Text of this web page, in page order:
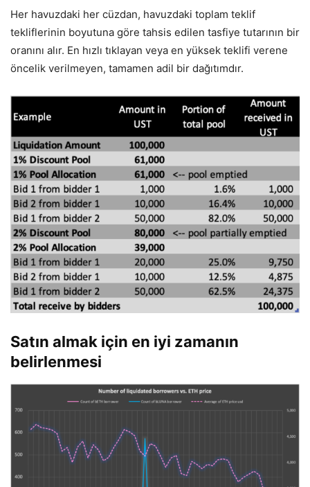
Her havuzdaki her cüzdan, havuzdaki toplam teklif
tekliflerinin boyutuna göre tahsis edilen tasfiye tutarının bir
oranını alır. En hızlı tıklayan veya en yüksek teklifi verene
öncelik verilmeyen, tamamen adil bir dağıtımdır.
Satın almak için en iyi zamanın
belirlenmesi